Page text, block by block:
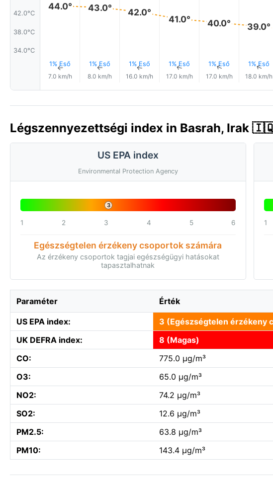
42.0°C
38.0°C
34.0°C
44.0°
1% Eső
↑
7.0 km/h
43.0°
1% Eső
↑
8.0 km/h
42.0°
1% Eső
↑
16.0 km/h
41.0°
1% Eső
↑
17.0 km/h
40.0°
1% Eső
↑
17.0 km/h
39.0°
1% Eső
↑
18.0 km/h
Légszennyezettségi index in Basrah, Irak
US EPA index
Environmental Protection Agency
3
1 2 3 4 5 6
Egészségtelen érzékeny csoportok számára
Az érzékeny csoportok tagjai egészségügyi hatásokat
tapasztalhatnak
1
Paraméter Érték
US EPA index:
3 (Egészségtelen érzékeny
UK DEFRA index:
8 (Magas)
CO:
775.0 µg/m³
O3:
65.0 µg/m³
NO2:
74.2 µg/m³
SO2:
12.6 µg/m³
PM2.5:
63.8 µg/m³
PM10:
143.4 µg/m³